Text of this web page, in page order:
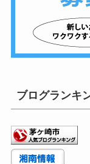
ブログランキ